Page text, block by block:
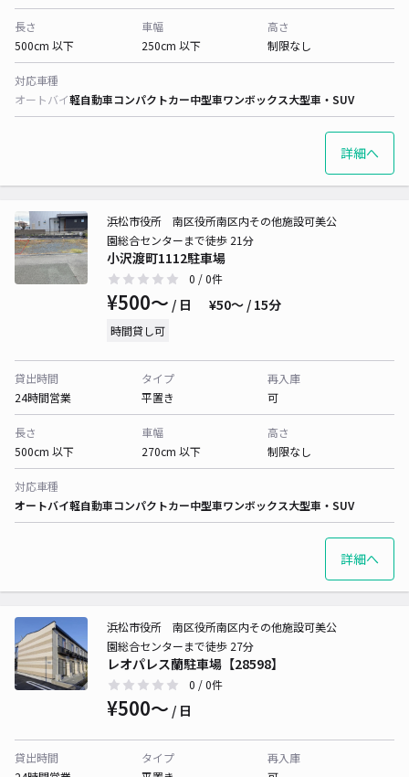
長さ
500cm 以下
車幅
250cm 以下
高さ
制限なし
対応車種
オートバイ軽自動車コンパクトカー中型車ワンボックス大型車・SUV
詳細へ
小沢渡町1112駐車場
浜松市役所 南区役所南区内その他施設可美公
園総合センターまで徒歩 21分
0 / 0件
¥500〜 / 日 ¥50〜 / 15分
時間貸し可
貸出時間
24時間営業
タイプ
平置き
再入庫
可
長さ
500cm 以下
車幅
270cm 以下
高さ
制限なし
対応車種
オートバイ軽自動車コンパクトカー中型車ワンボックス大型車・SUV
詳細へ
レオパレス蘭駐車場【28598】
浜松市役所 南区役所南区内その他施設可美公
園総合センターまで徒歩 27分
0 / 0件
¥500〜 / 日
貸出時間
タイプ
再入庫